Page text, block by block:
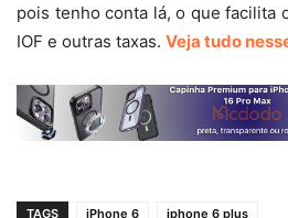
pois tenho conta lá, o que facilita
IOF e outras taxas. Veja tudo
TAGS iPhone 6 iphone 6 plus